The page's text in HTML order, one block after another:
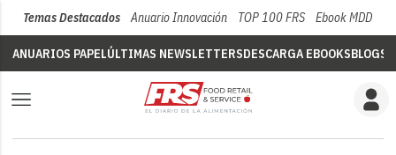
Temas Destacados Anuario Innovación TOP 100 FRS Ebook MDD
ANUARIOS PAPELÚLTIMAS NEWSLETTERSDESCARGA EBOOKSBLOGS